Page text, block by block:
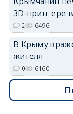
3D-принтере
2 6496
В Крыму
жителя
0 6160